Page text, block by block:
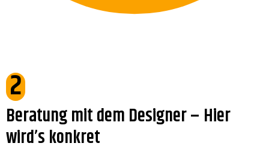
2
Beratung mit dem Designer – Hier
wird’s konkret